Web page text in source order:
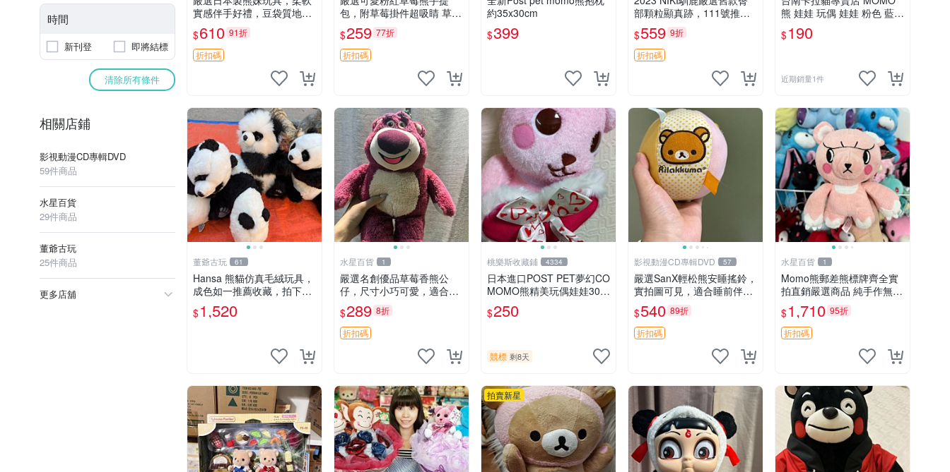
時間
新刊登 即將結標
清除所有條件
相關店鋪
影視動漫CD專輯DVD
59件商品
水星百貨
29件商品
董爺古玩
25件商品
更多店舖
實感伴手好禮，豆袋質地手
感佳，抱枕小熊 recom 推薦
白色豆袋 玩具
$610 91折
折扣碼
包，附草莓掛件超吸睛 草莓
熊手提包 草莓掛件 可愛port
unese
$259 77折
折扣碼
約35x30cm
$399
部顆粒顯真跡，111號推薦
珍藏品 馴鹿 舊款 尾巴顆粒
$559 9折
折扣碼
熊 娃娃 玩偶 娃娃 粉色 藍色
2色分售
$190
近期銷量1件
董爺古玩 61
Hansa 熊貓仿真毛絨玩具，
成色如一推薦收藏，拍下無
疑心 熊貓 毛絨玩具 收藏
$1,520
水星百貨 1
嚴選名創優品草莓香熊公
仔，尺寸小巧可愛，適合收
藏賞玩 30cm 玩具 公仔 草
莓熊
$289 8折
折扣碼
桃樂斯收藏鋪 4334
日本進口POST PET夢幻CO
MOMO熊精美玩偶娃娃30c
m
$250
競標 剩8天
影視動漫CD專輯DVD 57
嚴選SanX輕松熊安睡搖鈴，
實拍圖可見，適合睡前伴
侶， Picks安撫好物 0325
懸吊 電腦
$540 89折
折扣碼
水星百貨 1
Momo熊郵差熊標牌齊全實
拍直銷嚴選商品 純手作無修
圖可收藏 郵差熊 Momo熊
標牌 商品
$1,710 95折
折扣碼
拍賣新星